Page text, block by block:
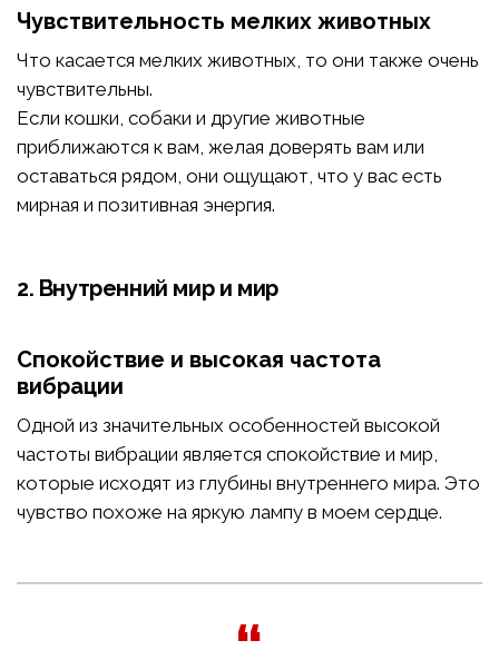
Чувствительность мелких животных
Что касается мелких животных, то они также очень
чувствительны.
Если кошки, собаки и другие животные
приближаются к вам, желая доверять вам или
оставаться рядом, они ощущают, что у вас есть
мирная и позитивная энергия.
2. Внутренний мир и мир
Спокойствие и высокая частота
вибрации
Одной из значительных особенностей высокой
частоты вибрации является спокойствие и мир,
которые исходят из глубины внутреннего мира. Это
чувство похоже на яркую лампу в моем сердце.